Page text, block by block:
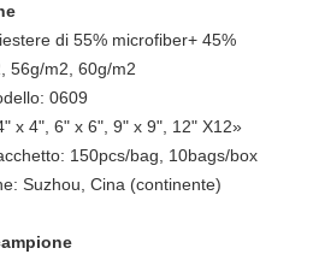
di 55% microfiber+ 45%
56g/m2, 60g/m2
0609
x 4", 6" x 6", 9" x 9", 12" X12»
150pcs/bag, 10bags/box
Suzhou, Cina (continente)